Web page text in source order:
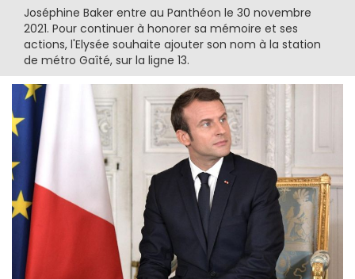
Joséphine Baker entre au Panthéon le 30 novembre
2021. Pour continuer à honorer sa mémoire et ses
actions, l'Elysée souhaite ajouter son nom à la station
de métro Gaîté, sur la ligne 13.